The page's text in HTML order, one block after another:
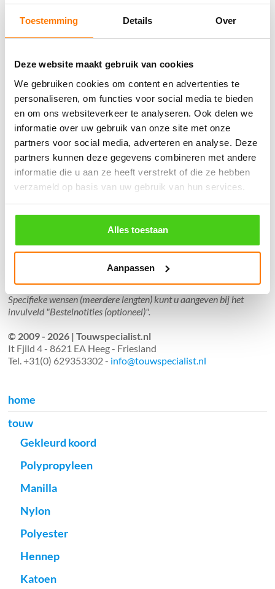
Toestemming Details Over
Deze website maakt gebruik van cookies
We gebruiken cookies om content en advertenties te
personaliseren, om functies voor social media te bieden
en om ons websiteverkeer te analyseren. Ook delen we
informatie over uw gebruik van onze site met onze
partners voor social media, adverteren en analyse. Deze
partners kunnen deze gegevens combineren met andere
informatie die u aan ze heeft verstrekt of die ze hebben
verzameld op basis van uw gebruik van hun services.
Alles toestaan
Aanpassen
Bestel nu Bestel nu
Winkelwagen
Geen producten in de winkelwagen.
֍ Groot aanbod & scherpe prijzen!
֍ Deskundig advies en gratis proefstukjes.
֍ Verzending in Nederland, België en Duitsland.
Verzendkosten €5,45, boven €70,- gratis verstuurd
(* gewicht onder 32kg). Binnen 24 uur verstuurd.
Aantal meters worden geleverd aan een stuk.
Specifieke wensen (meerdere lengten) kunt u aangeven bij het
invulveld "Bestelnotities (optioneel)".
© 2009 - 2026 | Touwspecialist.nl
It Fjild 4 - 8621 EA Heeg - Friesland
Tel. +31(0) 629353302 - info@touwspecialist.nl
home
touw
Gekleurd koord
Polypropyleen
Manilla
Nylon
Polyester
Hennep
Katoen